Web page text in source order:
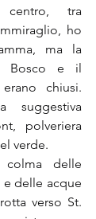
tra
ho
ma la
Bosco e il
chiusi.
suggestiva
polveriera
verde.
delle
e delle acque
verso St.